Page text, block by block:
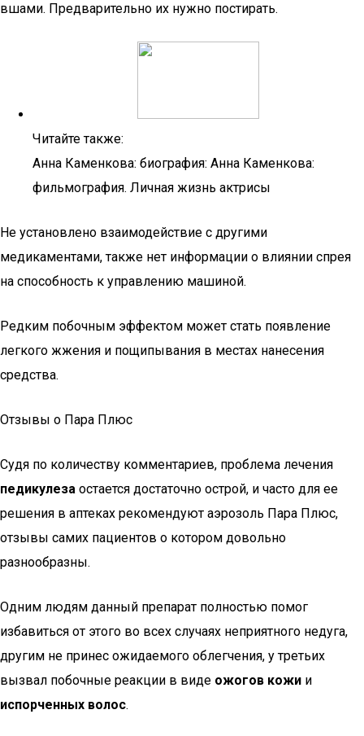
вшами. Предварительно их нужно постирать.
Читайте также:
Анна Каменкова: биография: Анна Каменкова:
фильмография. Личная жизнь актрисы
Не установлено взаимодействие с другими
медикаментами, также нет информации о влиянии спрея
на способность к управлению машиной.
Редким побочным эффектом может стать появление
легкого жжения и пощипывания в местах нанесения
средства.
Отзывы о Пара Плюс
Судя по количеству комментариев, проблема лечения
педикулеза остается достаточно острой, и часто для ее
решения в аптеках рекомендуют аэрозоль Пара Плюс,
отзывы самих пациентов о котором довольно
разнообразны.
Одним людям данный препарат полностью помог
избавиться от этого во всех случаях неприятного недуга,
другим не принес ожидаемого облегчения, у третьих
вызвал побочные реакции в виде ожогов кожи и
испорченных волос.